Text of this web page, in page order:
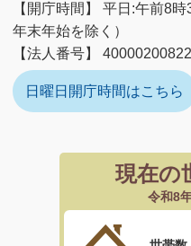
【開庁時間】 平日:午前8
年末年始を除く）
【法人番号】
日曜日開庁時間はこちら